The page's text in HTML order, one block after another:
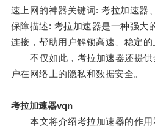
速上网的神器关键词: 考拉加速器
保障描述: 考拉加速器是一种强大
连接，帮助用户解锁高速、稳定的
不仅如此，考拉加速器还提供
户在网络上的隐私和数据安全。
考拉加速器vqn
本文将介绍考拉加速器的作用